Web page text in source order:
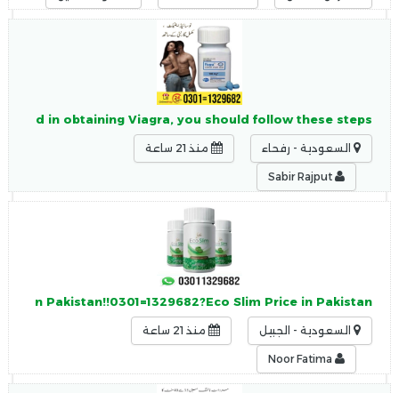
in obtaining Viagra, you should follow these steps:
السعودية - رفحاء منذ 21 ساعة
In Pakistan!!0301=1329682?Eco Slim Price in Pakistan
السعودية - الجبيل منذ 21 ساعة